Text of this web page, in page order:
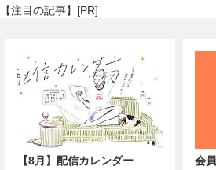
【注目の記事】[PR]
【8月】配信カレンダー
会